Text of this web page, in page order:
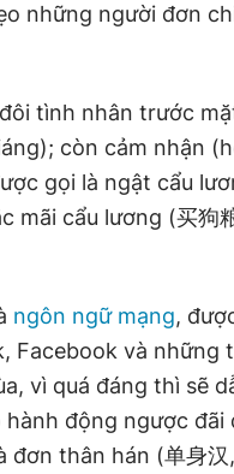
những người đơn
tình nhân trước
còn cảm nhận
gọi là ngật cẩu
mãi cẩu lương (买狗
ngôn ngữ mạng,
Facebook và những
vì quá đáng thì sẽ
động ngược đãi
đơn thân hán (单身汉,